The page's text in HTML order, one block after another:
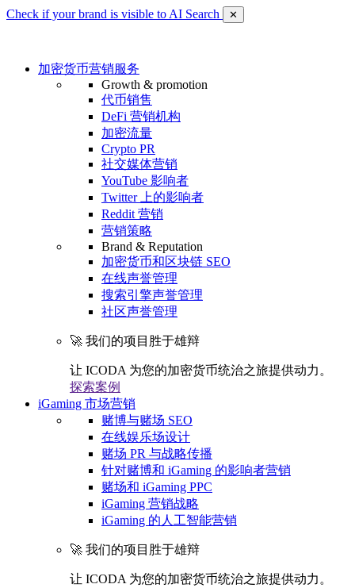
Check if your brand is visible to AI Search ✕
加密货币营销服务
Growth & promotion
代币销售
DeFi 营销机构
加密流量
Crypto PR
社交媒体营销
YouTube 影响者
Twitter 上的影响者
Reddit 营销
营销策略
Brand & Reputation
加密货币和区块链 SEO
在线声誉管理
搜索引擎声誉管理
社区声誉管理
🚀 我们的项目胜于雄辩
让 ICODA 为您的加密货币统治之旅提供动力。
探索案例
iGaming 市场营销
赌博与赌场 SEO
在线娱乐场设计
赌场 PR 与战略传播
针对赌博和 iGaming 的影响者营销
赌场和 iGaming PPC
iGaming 营销战略
iGaming 的人工智能营销
🚀 我们的项目胜于雄辩
让 ICODA 为您的加密货币统治之旅提供动力。